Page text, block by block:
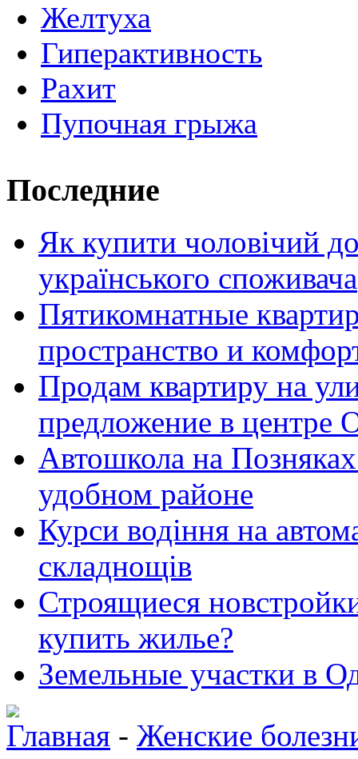
Желтуха
Гиперактивность
Рахит
Пупочная грыжа
Последние
Як купити чоловічий
українського споживача
Пятикомнатные
пространство и
Продам квартиру на
предложение в центре
Автошкола на
удобном районе
Курси водіння на
складнощів
Строящиеся
купить жилье?
Земельные участки в
Главная - Женские